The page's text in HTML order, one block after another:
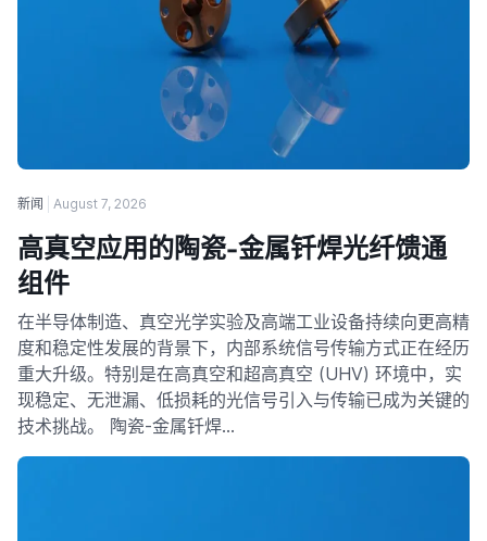
新闻 August 7, 2026
高真空应用的陶瓷-金属钎焊光纤馈通
组件
在半导体制造、真空光学实验及高端工业设备持续向更高精
度和稳定性发展的背景下，内部系统信号传输方式正在经历
重大升级。特别是在高真空和超高真空 (UHV) 环境中，实
现稳定、无泄漏、低损耗的光信号引入与传输已成为关键的
技术挑战。 陶瓷-金属钎焊…